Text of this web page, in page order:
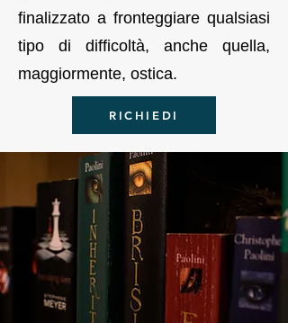
finalizzato a fronteggiare qualsiasi
tipo di difficoltà, anche quella,
maggiormente, ostica.
RICHIEDI